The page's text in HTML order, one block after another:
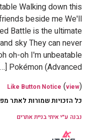
Walking down this
beside me We'll
Battle is the ultimate
sky They can never
oh-oh I'm unbeatable
Pokémon (Advanced […]
Like Button Notice (view)
כל הזכויות שמורות לאתר
נבנה ע״י איתי בניית אתרים